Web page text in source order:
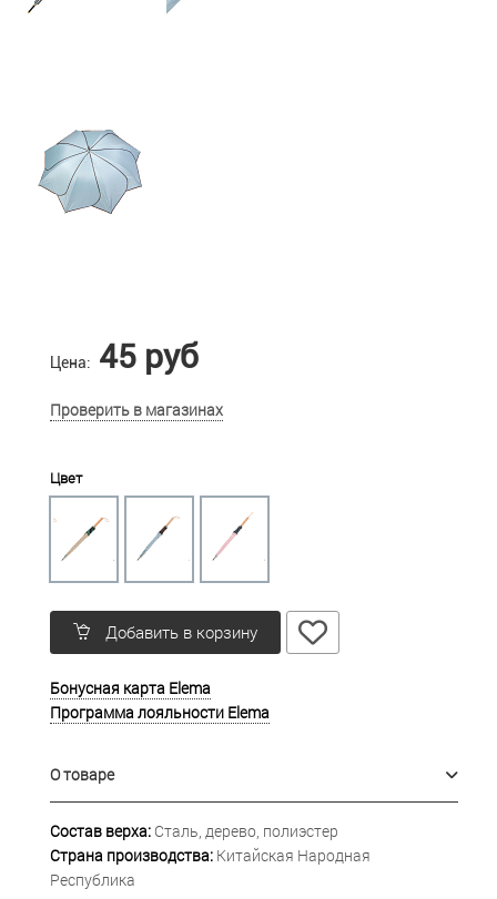
Цена: 45 руб
Проверить в магазинах
Цвет
Добавить в корзину
Бонусная карта Elema
Программа лояльности Elema
О товаре
Состав верха: Сталь, дерево, полиэстер
Страна производства: Китайская Народная
Республика